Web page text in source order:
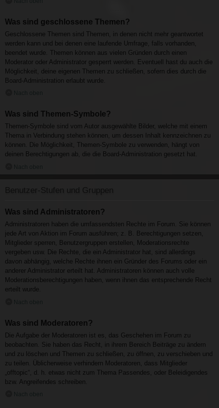
Was sind geschlossene Themen?
Geschlossene Themen sind Themen, in denen nicht mehr geantwortet
werden kann und bei denen eine laufende Umfrage, falls vorhanden,
beendet wurde. Themen können aus vielen Gründen durch einen
Moderator oder Administrator gesperrt werden. Eventuell hast du auch die
Möglichkeit, deine eigenen Themen zu schließen, sofern dies durch die
Board-Administration erlaubt wurde.
Nach oben
Was sind Themen-Symbole?
Themen-Symbole sind vom Autor ausgewählte Bilder, welche mit einem
Thema in Verbindung stehen können, um dessen Inhalt kennzeichnen zu
können. Die Möglichkeit, Themen-Symbole zu verwenden, hängt von
deinen Berechtigungen ab, die die Board-Administration gesetzt hat.
Nach oben
Benutzer-Stufen und Gruppen
Was sind Administratoren?
Administratoren haben die umfassendsten Rechte im Forum. Sie können
jede Art von Aktion im Forum ausführen; z. B. Berechtigungen setzen,
Mitglieder sperren, Benutzergruppen erstellen, Moderationsrechte
vergeben usw. Die Rechte, die ein Administrator hat, sind allerdings
davon abhängig, welche Rechte ihnen ein Gründer des Forums oder ein
anderer Administrator erteilt hat. Administratoren können auch volle
Moderationsberechtigungen haben, wenn ihnen das entsprechende Recht
erteilt wurde.
Nach oben
Was sind Moderatoren?
Die Aufgabe der Moderatoren ist es, das Geschehen im Forum zu
beobachten. Sie haben das Recht, in ihrem Bereich Beiträge zu ändern
und zu löschen und Themen zu schließen, zu öffnen, zu verschieben und
zu teilen. Üblicherweise verhindern Moderatoren, dass Mitglieder
„offtopic“, d. h. etwas nicht zum Thema Passendes, oder Beleidigendes
bzw. Angreifendes schreiben.
Nach oben